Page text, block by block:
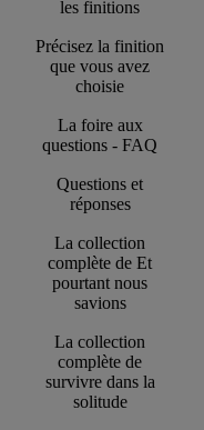
les finitions
Précisez la finition
que vous avez
choisie
La foire aux
questions - FAQ
Questions et
réponses
La collection
complète de Et
pourtant nous
savions
La collection
complète de
survivre dans la
solitude